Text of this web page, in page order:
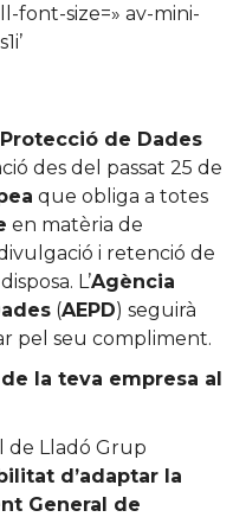
font-size=» av-mini-
de Dades
des del passat 25 de
que obliga a totes
en matèria de
i retenció de
L’Agència
(AEPD) seguirà
pel seu compliment.
la teva empresa al
de Lladó Grup
d’adaptar la
General de